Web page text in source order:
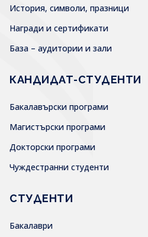
История, символи, празници
Награди и сертификати
База – аудитории и зали
КАНДИДАТ-СТУДЕНТИ
Бакалавърски програми
Магистърски програми
Докторски програми
Чуждестранни студенти
СТУДЕНТИ
Бакалаври